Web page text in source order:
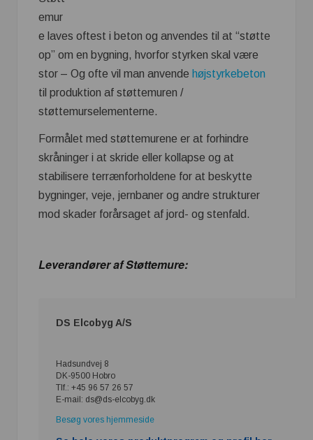
emur
e laves oftest i beton og anvendes til at “støtte
op” om en bygning, hvorfor styrken skal være
stor – Og ofte vil man anvende højstyrkebeton
til produktion af støttemuren /
støttemurselementerne.
Formålet med støttemurene er at forhindre
skråninger i at skride eller kollapse og at
stabilisere terrænforholdene for at beskytte
bygninger, veje, jernbaner og andre strukturer
mod skader forårsaget af jord- og stenfald.
Leverandører af Støttemure:
DS Elcobyg A/S
Hadsundvej 8
DK-9500 Hobro
Tlf.: +45 96 57 26 57
E-mail: ds@ds-elcobyg.dk
Besøg vores hjemmeside